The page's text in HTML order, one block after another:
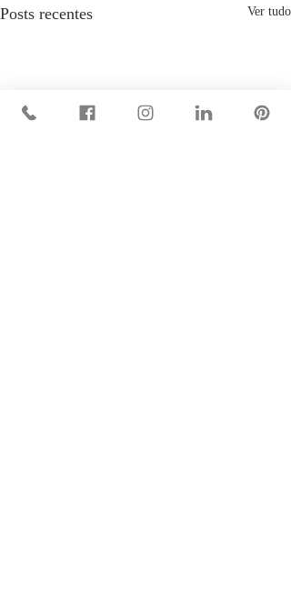
Posts recentes Ver tudo